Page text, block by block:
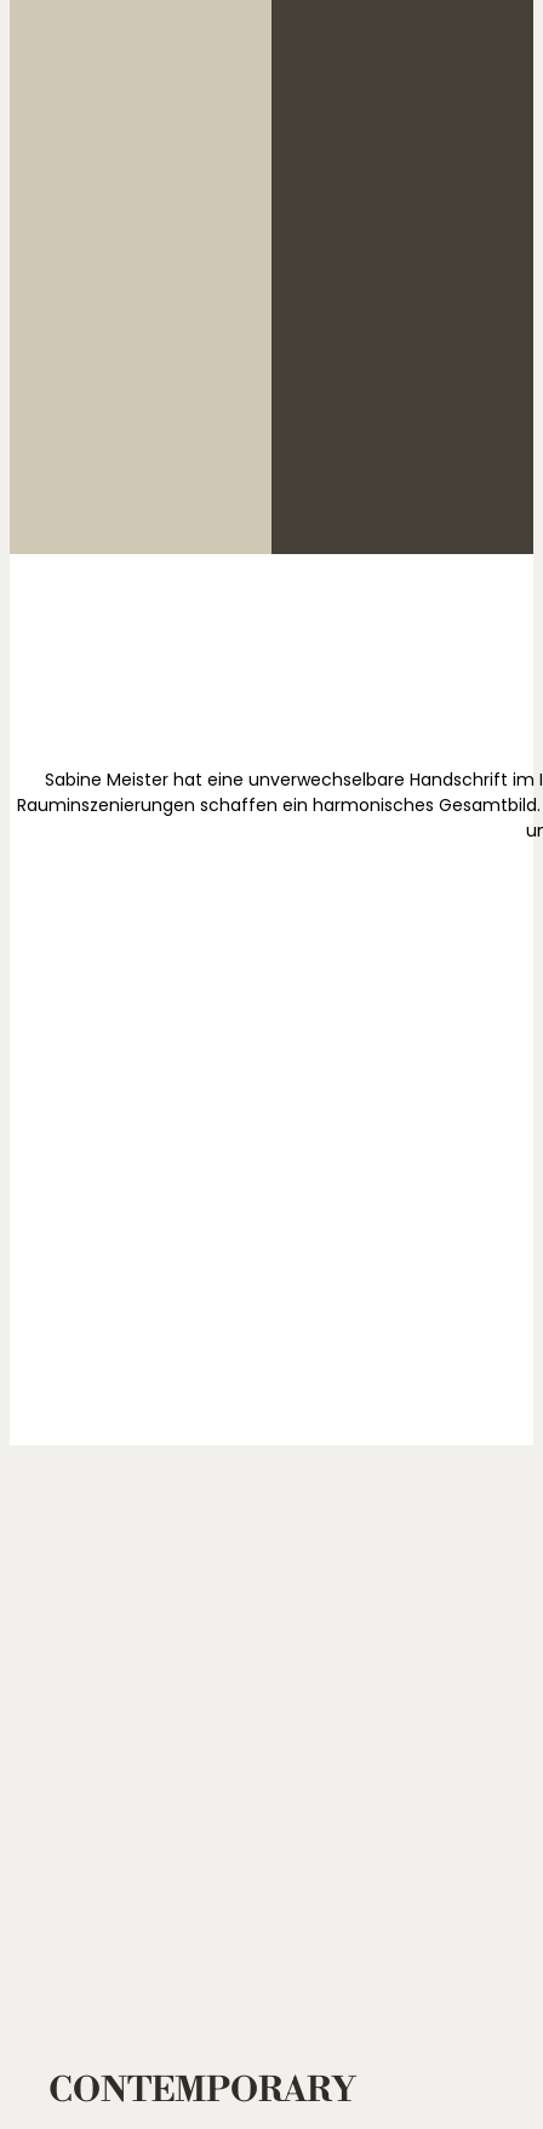
Sabine Meister hat eine unverwechselbare Handschrift im
Rauminszenierungen schaffen ein harmonisches
CONTEMPORARY